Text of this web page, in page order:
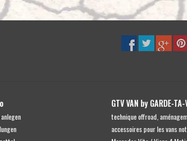
GTV VAN by GARDE-TA-
technique offroad,
accessoires pour les vans